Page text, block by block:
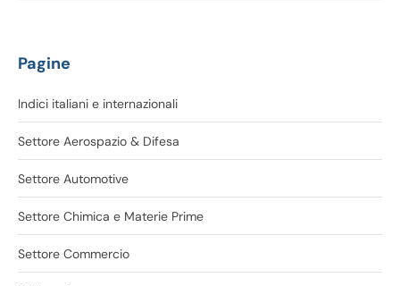
Pagine
Indici italiani e internazionali
Settore Aerospazio & Difesa
Settore Automotive
Settore Chimica e Materie Prime
Settore Commercio